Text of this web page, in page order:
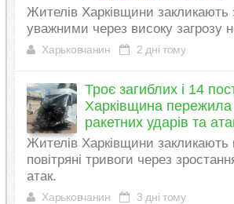
Жителів Харківщини
уважними через високу загрозу
Харьковчанин 2 дні тому
Троє загиблих і 14
Харківщина
ракетних ударів та
Жителів Харківщини закликають
повітряні тривоги через
атак.
Харьковчанин 3 дні тому